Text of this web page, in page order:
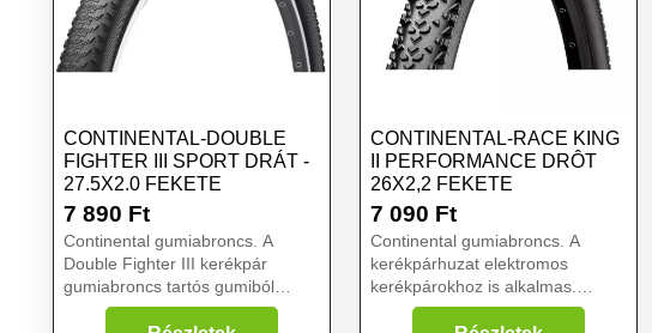
CONTINENTAL-DOUBLE
FIGHTER III SPORT DRÁT -
27.5X2.0 FEKETE
7 890 Ft
Continental gumiabroncs. A
Double Fighter III kerékpár
gumiabroncs tartós gumiból
készült. Ez biztosítja a hosszú
CONTINENTAL-RACE KING
II PERFORMANCE DRÔT
26X2,2 FEKETE
7 090 Ft
Continental gumiabroncs. A
kerékpárhuzat elektromos
kerékpárokhoz is alkalmas.
Tartós gumiból készült, ami